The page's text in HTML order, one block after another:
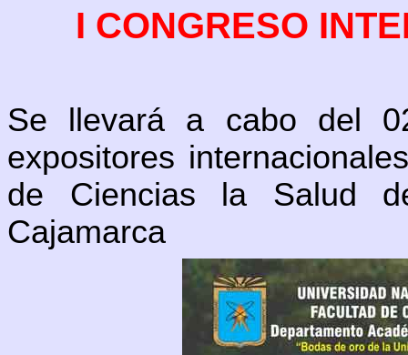
I CONGRESO
Se llevará a cabo del
expositores
de Ciencias la Salud
Cajamarca